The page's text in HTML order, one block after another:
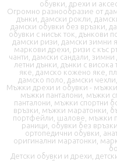
обувки, дрехи и
Огромно разнообразие от
дънки, дамски рокли,
дамски обувки без връзки,
обувки с нисък ток, дънкови
дамски ризи, дамски зимни
маркови дрехи, ризи с къс
чанти, дамски сандали, зимни
летни дънки, дънки с висока
яке, дамско кожено яке,
дамско поло, дамски
Мъжки дрехи и обувки -
мъжки панталони, мъжки
панталони, мъжки спортни
връзки, мъжки маратонки,
портфейли, шалове, мъжки
раници, обувки без
ортопедични обувки,
оригинални маратонки,
Детски обувки и дрехи,
📦 Информация за
🔄 Подмяна и
❓ Въпроси и